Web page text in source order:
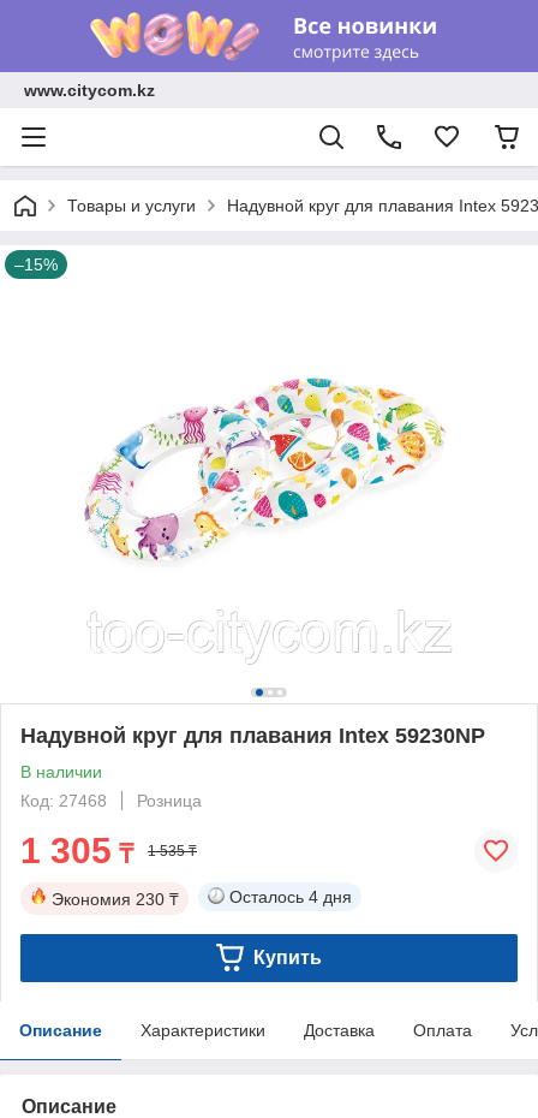
www.citycom.kz
Товары и услуги Надувной круг для плавания Intex
–15%
Надувной круг для плавания Intex 59230NP
В наличии
Код: 27468
Розница
1 305 ₸ 1 535 ₸
Экономия 230 ₸ Осталось 4 дня
Купить
Описание Характеристики Доставка Оплата
Описание